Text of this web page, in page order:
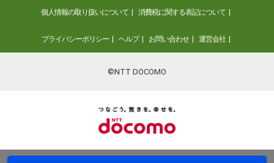
個人情報の取り扱いについて 消費税に関する表記について
プライバシーポリシー ヘルプ お問い合わせ 運営会社
©NTT DOCOMO